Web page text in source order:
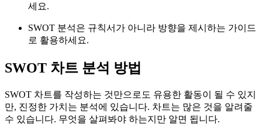
세요.
SWOT 분석은 규칙서가 아니라 방향을 제시하는 가이드
로 활용하세요.
SWOT 차트 분석 방법
SWOT 차트를 작성하는 것만으로도 유용한 활동이 될 수 있지
만, 진정한 가치는 분석에 있습니다. 차트는 많은 것을 알려줄
수 있습니다. 무엇을 살펴봐야 하는지만 알면 됩니다.